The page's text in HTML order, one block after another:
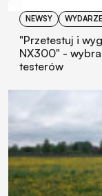
NEWSY
"Przetestuj i
NX300" -
testerów